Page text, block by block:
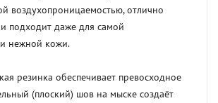
воздухопроницаемостью, отлично
и подходит даже для самой
и нежной кожи.
резинка обеспечивает превосходное
(плоский) шов на мыске создаёт